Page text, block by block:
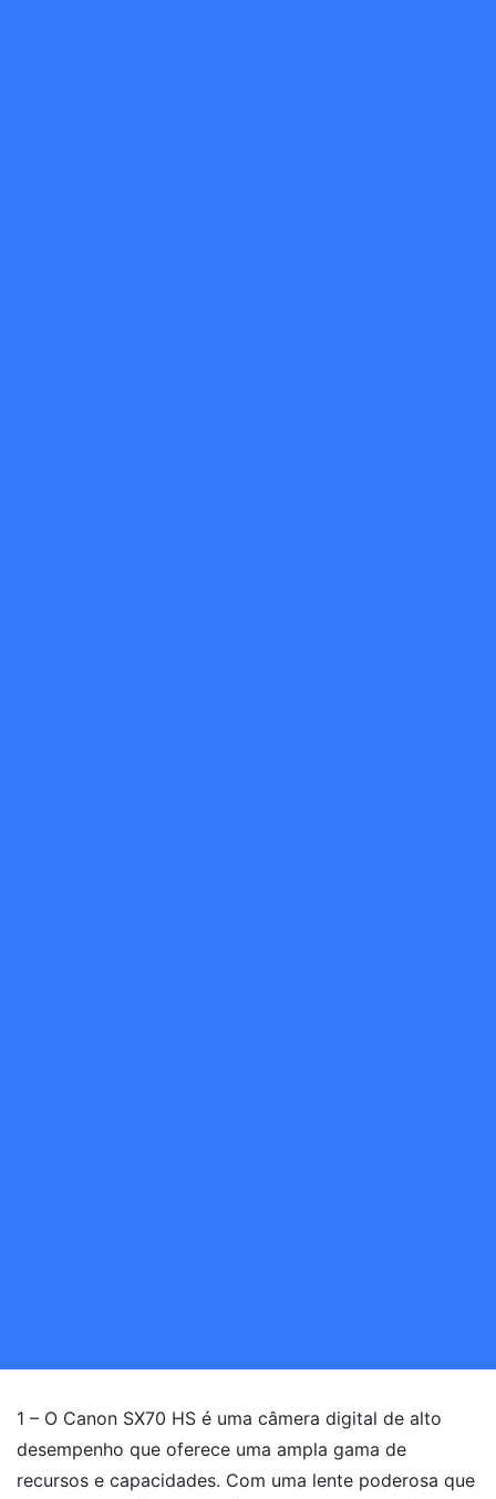
1 – O Canon SX70 HS é uma câmera digital de alto
desempenho que oferece uma ampla gama de
recursos e capacidades. Com uma lente poderosa que